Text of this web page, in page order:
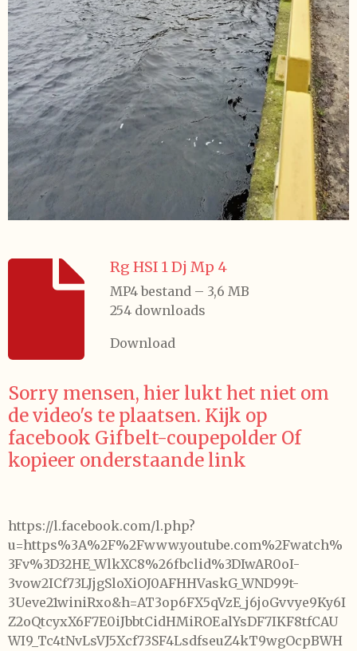
Rg HSI 1 Dj Mp 4
MP4 bestand – 3,6 MB
254 downloads
Download
Sorry mensen, hier lukt het niet om
de video's te plaatsen. Kijk op
facebook Gifbelt-coupepolder Of
kopieer onderstaande link
https://l.facebook.com/l.php?
u=https%3A%2F%2Fwww.youtube.com%2Fwatch%
3Fv%3D32HE_WlkXC8%26fbclid%3DIwAR0oI-
3vow2ICf73LJjgSloXiOJ0AFHHVaskG_WND99t-
3Ueve21winiRxo&h=AT3op6FX5qVzE_j6joGvvye9Ky6I
Z2oQtcyxX6F7E0iJbbtCidHMiROEalYsDF7IKF8tfCAU
WI9_Tc4tNvLsVJ5Xcf73SF4LsdfseuZ4kT9wgOcpBWH